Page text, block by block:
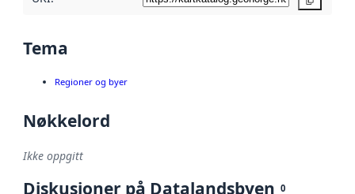
Tema
Regioner og byer
Nøkkelord
Ikke oppgitt
Diskusjoner på Datalandsbyen 0